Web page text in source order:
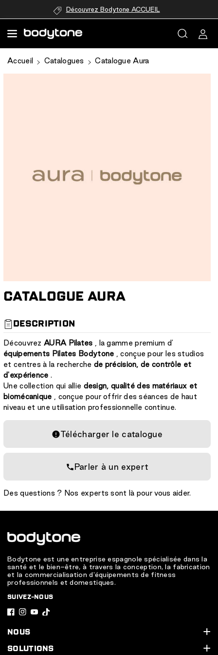
contenu
Découvrez Bodytone ACCUEIL
Accueil Catalogues
Catalogue Aura
CATALOGUE AURA
K
U
DESCRIPTION
Découvrez AURA Pilates , la gamme premium d'
équipements Pilates Bodytone , conçue pour les studios
et centres à la recherche de précision, de contrôle et
d'expérience .
Une collection qui allie design, qualité des matériaux et
biomécanique , conçue pour offrir des séances de haut
niveau et une utilisation professionnelle continue.
Télécharger le catalogue
Parler à un expert
Des questions ? Nos experts sont là pour vous aider.
Bodytone est une entreprise espagnole spécialisée dans la
santé et le bien-être, à travers la conception, la fabrication
et la commercialisation d'équipements de fitness
professionnels et domestiques.
SUIVEZ-NOUS
F
a
c
I
n
s
u
T
k
NOUS
Qui sommes-nous ?
SOLUTIONS